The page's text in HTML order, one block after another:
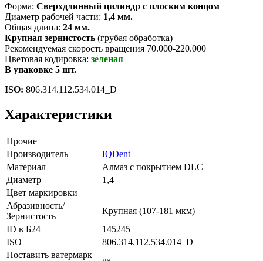
Форма: Сверхдлинный цилиндр с плоским концом
Диаметр рабочей части: 1,4 мм.
Общая длина: 24 мм.
Крупная зернистость (грубая обработка)
Рекомендуемая скорость вращения 70.000-220.000
Цветовая кодировка: зеленая
В упаковке 5 шт.
ISO: 806.314.112.534.014_D
Характеристики
Прочие
Производитель
IQDent
Материал
Алмаз с покрытием DLC
Диаметр
1,4
Цвет маркировки
Абразивность/
Зернистость
Крупная (107-181 мкм)
ID в Б24
145245
ISO
806.314.112.534.014_D
Поставить ватермарк